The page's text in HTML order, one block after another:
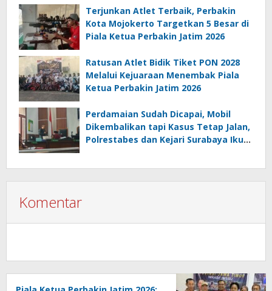
Terjunkan Atlet Terbaik, Perbakin
Kota Mojokerto Targetkan 5 Besar di
Piala Ketua Perbakin Jatim 2026
Ratusan Atlet Bidik Tiket PON 2028
Melalui Kejuaraan Menembak Piala
Ketua Perbakin Jatim 2026
Perdamaian Sudah Dicapai, Mobil
Dikembalikan tapi Kasus Tetap Jalan,
Polrestabes dan Kejari Surabaya Ikut
Komentar